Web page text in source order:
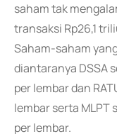
saham tak
transaksi Rp26,1
Saham-saham
diantaranya DSSA
per lembar dan
lembar serta MLPT
per lembar.